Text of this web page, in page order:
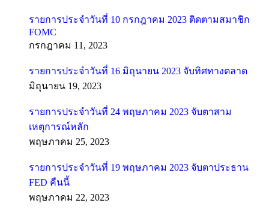
รายการประจำวันที่ 10 กรกฎาคม 2023 ติดตามสมาชิก
FOMC
กรกฎาคม 11, 2023
รายการประจำวันที่ 16 มิถุนายน 2023 จับทิศทางตลาด
มิถุนายน 19, 2023
รายการประจำวันที่ 24 พฤษภาคม 2023 จับตาสาม
เหตุการณ์หลัก
พฤษภาคม 25, 2023
รายการประจำวันที่ 19 พฤษภาคม 2023 จับตาประธาน
FED คืนนี้
พฤษภาคม 22, 2023